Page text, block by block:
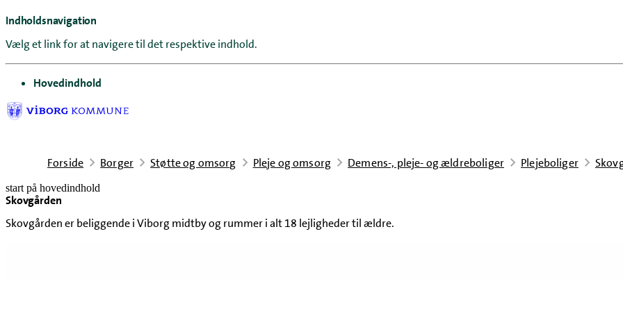
Indholdsnavigation
Vælg et link for at navigere til det respektive indhold.
gå til
Hovedindhold
Forside Borger Støtte og omsorg Pleje og omsorg Demens-, pleje- og ældreboliger Plejeboliger
start på hovedindhold
Skovgården
Skovgården er beliggende i Viborg midtby og rummer i alt 18 lejligheder til ældre.
senest opdateret 19. maj 2026